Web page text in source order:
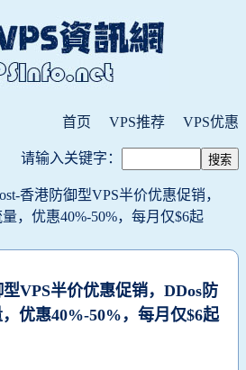
首页 VPS推荐 VPS优惠
请输入关键字：
香港防御型VPS半价优惠促销，
，优惠40%-50%，每月仅$6起
VPS半价优惠促销，DDos防
优惠40%-50%，每月仅$6起